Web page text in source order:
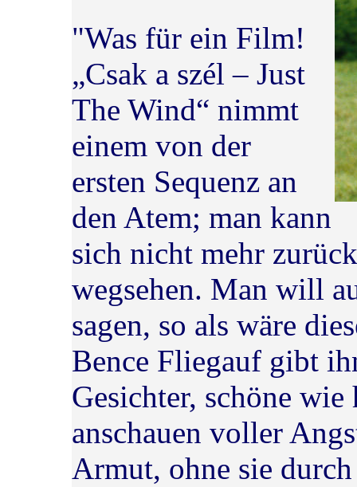
"Was für ein Film!
„Csak a szél – Just
The Wind“ nimmt
einem von der
ersten Sequenz an
den Atem; man kann
sich nicht mehr
wegsehen. Man will
sagen, so als wäre
Bence Fliegauf gibt
Gesichter, schöne
anschauen voller
Armut, ohne sie